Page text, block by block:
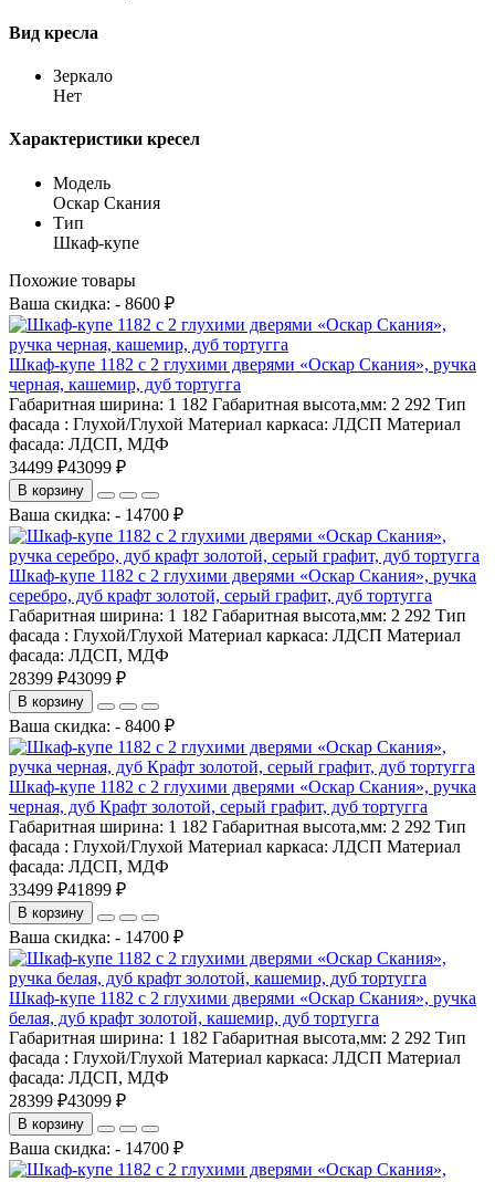
Вид кресла
Зеркало
Нет
Характеристики кресел
Модель
Оскар Скания
Тип
Шкаф-купе
Похожие товары
Ваша скидка: - 8600 ₽
Шкаф-купе 1182 с 2 глухими дверями «Оскар Скания», ручка
черная, кашемир, дуб тортугга
Габаритная ширина: 1 182 Габаритная высота,мм: 2 292 Тип
фасада : Глухой/Глухой Материал каркаса: ЛДСП Материал
фасада: ЛДСП, МДФ
34499 ₽43099 ₽
В корзину
Ваша скидка: - 14700 ₽
Шкаф-купе 1182 с 2 глухими дверями «Оскар Скания», ручка
серебро, дуб крафт золотой, серый графит, дуб тортугга
Габаритная ширина: 1 182 Габаритная высота,мм: 2 292 Тип
фасада : Глухой/Глухой Материал каркаса: ЛДСП Материал
фасада: ЛДСП, МДФ
28399 ₽43099 ₽
В корзину
Ваша скидка: - 8400 ₽
Шкаф-купе 1182 с 2 глухими дверями «Оскар Скания», ручка
черная, дуб Крафт золотой, серый графит, дуб тортугга
Габаритная ширина: 1 182 Габаритная высота,мм: 2 292 Тип
фасада : Глухой/Глухой Материал каркаса: ЛДСП Материал
фасада: ЛДСП, МДФ
33499 ₽41899 ₽
В корзину
Ваша скидка: - 14700 ₽
Шкаф-купе 1182 с 2 глухими дверями «Оскар Скания», ручка
белая, дуб крафт золотой, кашемир, дуб тортугга
Габаритная ширина: 1 182 Габаритная высота,мм: 2 292 Тип
фасада : Глухой/Глухой Материал каркаса: ЛДСП Материал
фасада: ЛДСП, МДФ
28399 ₽43099 ₽
В корзину
Ваша скидка: - 14700 ₽